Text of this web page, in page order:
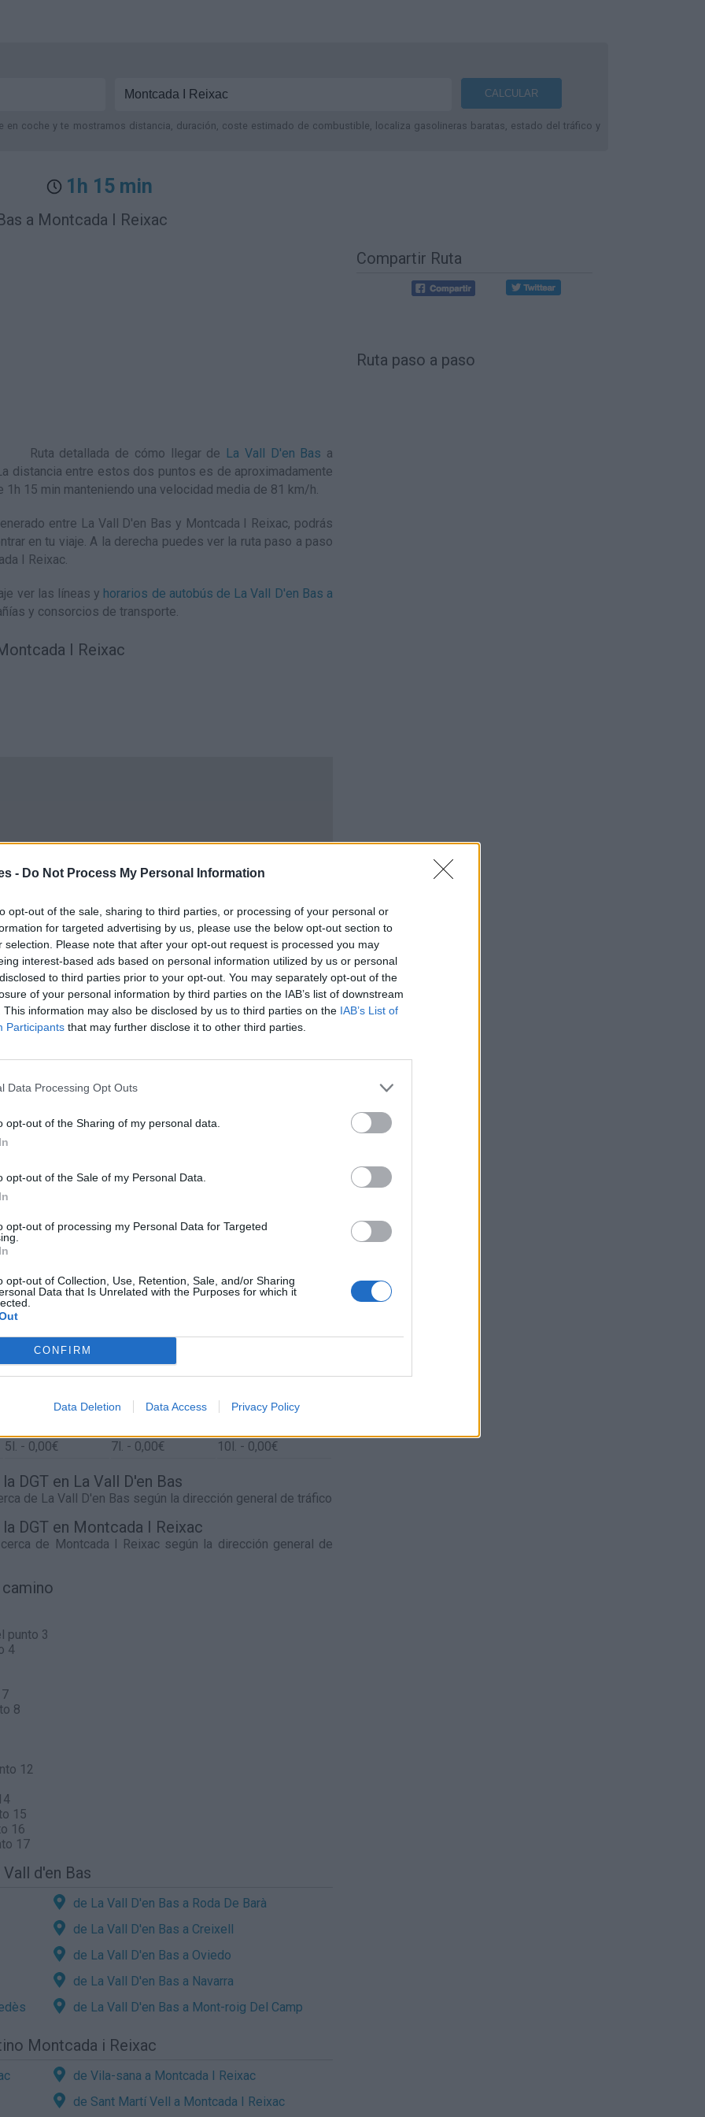
- Do Not Process My Personal Information
opt-out of the sale, sharing to third parties, or processing of your personal or
for targeted advertising by us, please use the below opt-out section to
selection. Please note that after your opt-out request is processed you may
interest-based ads based on personal information utilized by us or personal
to third parties prior to your opt-out. You may separately opt-out of the
of your personal information by third parties on the IAB’s list of downstream
This information may also be disclosed by us to third parties on the IAB’s List of
Participants that may further disclose it to other third parties.
Data Processing Opt Outs
opt-out of the Sharing of my personal data.
opt-out of the Sale of my Personal Data.
opt-out of processing my Personal Data for Targeted
opt-out of Collection, Use, Retention, Sale, and/or Sharing
Data that Is Unrelated with the Purposes for which it
CONFIRM
Data Deletion Data Access Privacy Policy
en coche y te mostramos distancia, duración, coste estimado de combustible, localiza gasolineras baratas, estado del tráfico y
1h 15 min
a Montcada I Reixac
Ruta detallada de cómo llegar de La Vall D'en Bas a
distancia entre estos dos puntos es de aproximadamente
15 min manteniendo una velocidad media de 81 km/h.
entre La Vall D'en Bas y Montcada I Reixac, podrás
en tu viaje. A la derecha puedes ver la ruta paso a paso
I Reixac.
ver las líneas y horarios de autobús de La Vall D'en Bas a
y consorcios de transporte.
I Reixac
I Reixac
Vall D'en Bas y Montcada I Reixac
Gasto 5l/100km Gasto 7l/100km
Gasto 10l/100km
5l. - 0,00€ 7l. - 0,00€ 10l. - 0,00€
DGT en La Vall D'en Bas
de La Vall D'en Bas según la dirección general de tráfico
DGT en Montcada I Reixac
de Montcada I Reixac según la dirección general de
punto 3
4
8
12
15
16
17
d'en Bas
de La Vall D'en Bas a Roda De Barà
de La Vall D'en Bas a Creixell
de La Vall D'en Bas a Oviedo
de La Vall D'en Bas a Navarra
de La Vall D'en Bas a Mont-roig Del Camp
Montcada i Reixac
de Vila-sana a Montcada I Reixac
de Sant Martí Vell a Montcada I Reixac
Compartir Ruta
Ruta paso a paso